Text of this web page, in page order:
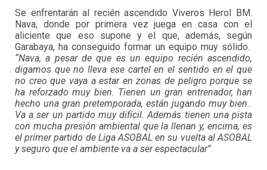
Se enfrentarán al recién ascendido Viveros Herol BM.
Nava, donde por primera vez juega en casa con el
aliciente que eso supone y el que, además, según
Garabaya, ha conseguido formar un equipo muy sólido.
“Nava, a pesar de que es un equipo recién ascendido,
digamos que no lleva ese cartel en el sentido en el que
no creo que vaya a estar en zonas de peligro porque se
ha reforzado muy bien. Tienen un gran entrenador, han
hecho una gran pretemporada, están jugando muy bien..
Va a ser un partido muy difícil. Además tienen una pista
con mucha presión ambiental que la llenan y, encima, es
el primer partido de Liga ASOBAL en su vuelta al ASOBAL
y seguro que el ambiente va a ser espectacular”.